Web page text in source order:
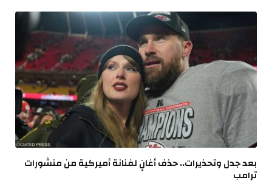
بعد جدل وتحذيرات.. حذف أغانٍ لفنانة أميركية من منشورات
ترامب